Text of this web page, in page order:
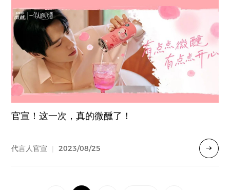
官宣！这一次，真的微醺了！
代言人官宣 | 2023/08/25